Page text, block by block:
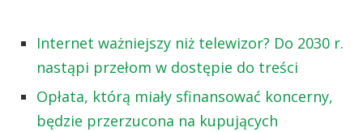
Internet ważniejszy niż telewizor? Do 2030 r.
nastąpi przełom w dostępie do treści
Opłata, którą miały sfinansować koncerny,
będzie przerzucona na kupujących